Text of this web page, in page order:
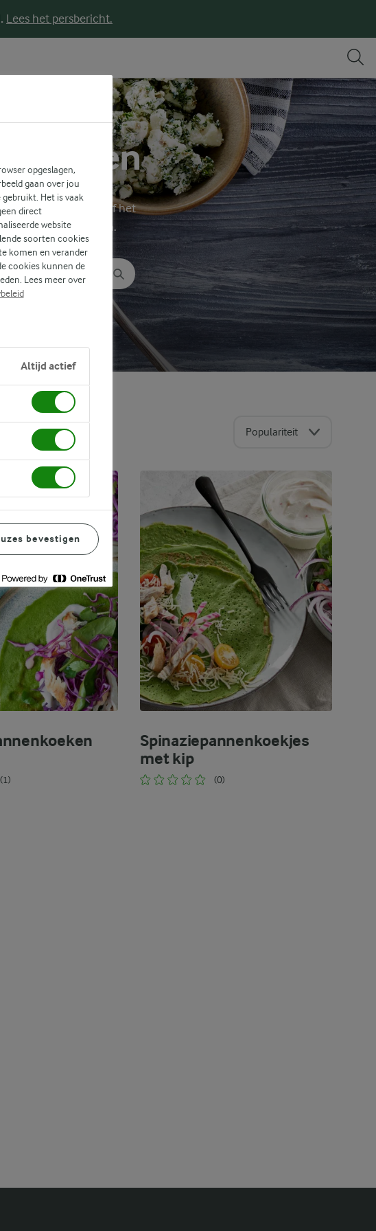
Lees het persbericht.
zoekfunctie of het
te vinden.
Populariteit
(1)
Spinaziepannenkoekjes
met kip
(0)
opgeslagen,
gaan over jou
Het is vaak
direct
website
soorten cookies
komen en verander
cookies kunnen de
Lees meer over
Altijd actief
bevestigen